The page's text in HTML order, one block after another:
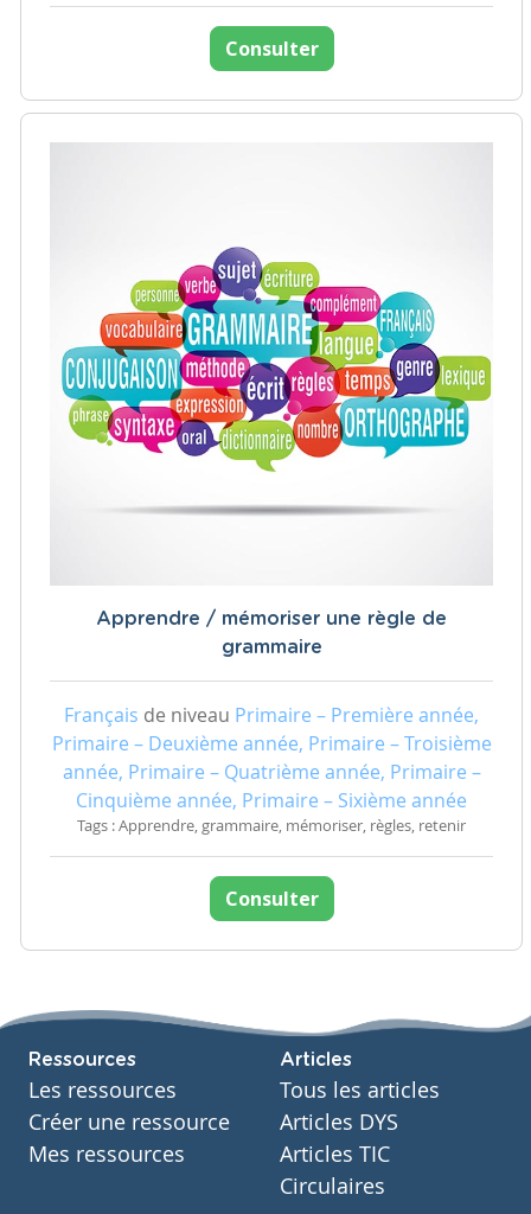
Consulter
Apprendre / mémoriser une règle de
grammaire
Français de niveau Primaire – Première année,
Primaire – Deuxième année, Primaire – Troisième
année, Primaire – Quatrième année, Primaire –
Cinquième année, Primaire – Sixième année
Tags : Apprendre, grammaire, mémoriser, règles, retenir
Consulter
Ressources
Les ressources
Créer une ressource
Mes ressources
Articles
Tous les articles
Articles DYS
Articles TIC
Circulaires